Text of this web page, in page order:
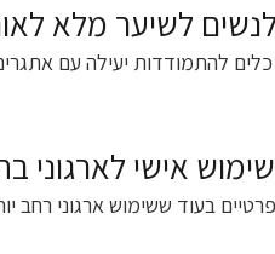
לשיער מלא
להתמודדות יעילה עם
אישי
בעוד ששימוש ארגוני רחב